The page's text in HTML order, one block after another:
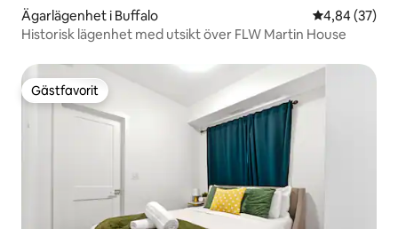
Ägarlägenhet i Buffalo 4,84 av 5 i
4,84 (37)
Historisk lägenhet med utsikt över FLW Martin House
Gästfavorit
Gästfavorit